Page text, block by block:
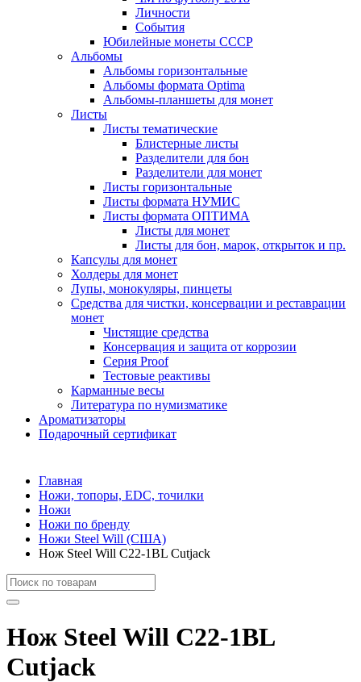
Личности
События
Юбилейные монеты СССР
Альбомы
Альбомы горизонтальные
Альбомы формата Optima
Альбомы-планшеты для монет
Листы
Листы тематические
Блистерные листы
Разделители для бон
Разделители для монет
Листы горизонтальные
Листы формата НУМИС
Листы формата ОПТИМА
Листы для монет
Листы для бон, марок, открыток и пр.
Капсулы для монет
Холдеры для монет
Лупы, монокуляры, пинцеты
Средства для чистки, консервации и реставрации
монет
Чистящие средства
Консервация и защита от коррозии
Серия Proof
Тестовые реактивы
Карманные весы
Литература по нумизматике
Ароматизаторы
Подарочный сертификат
Главная
Ножи, топоры, EDC, точилки
Ножи
Ножи по бренду
Ножи Steel Will (США)
Нож Steel Will C22-1BL Cutjack
Нож Steel Will C22-1BL
Cutjack